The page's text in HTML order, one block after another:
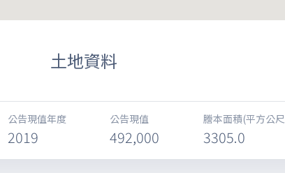
土地資料
公告現值年度
2019
公告現值
492,000
謄本面積(平方公
3305.0